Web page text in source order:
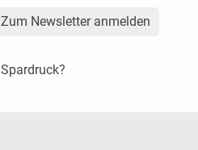
Zum Newsletter anmelden